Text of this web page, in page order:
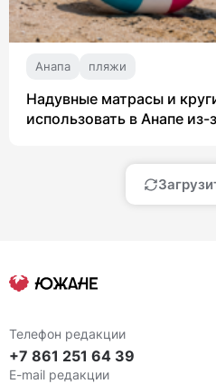
Анапа пляжи
Надувные матрасы и
использовать в Анапе из-
Телефон редакции
+7 861 251 64 39
E-mail редакции